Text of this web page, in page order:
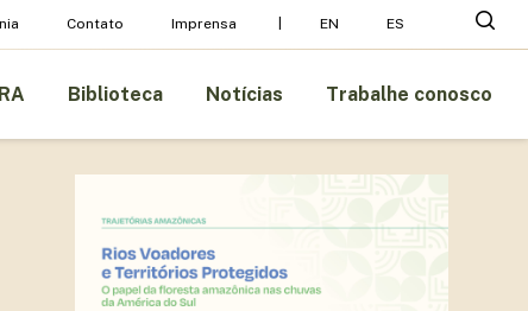
Contato Imprensa EN ES
Biblioteca Notícias Trabalhe conosco
Menu